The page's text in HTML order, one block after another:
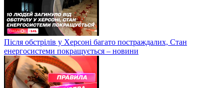
Після обстрілів у Херсоні багато постраждалих, Стан
енергосистеми покращується – новини